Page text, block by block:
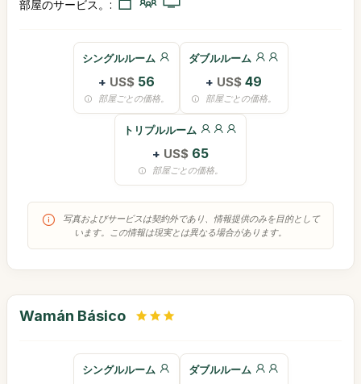
部屋のサービス。:
シングルルーム
+ US$ 56
部屋ごとの価格。
ダブルルーム
+ US$ 49
部屋ごとの価格。
トリプルルーム
+ US$ 65
部屋ごとの価格。
写真およびサービスは契約外であり、情報提供のみを目的として
います。この情報は現実とは異なる場合があります。
Wamán Básico
シングルルーム ダブルルーム